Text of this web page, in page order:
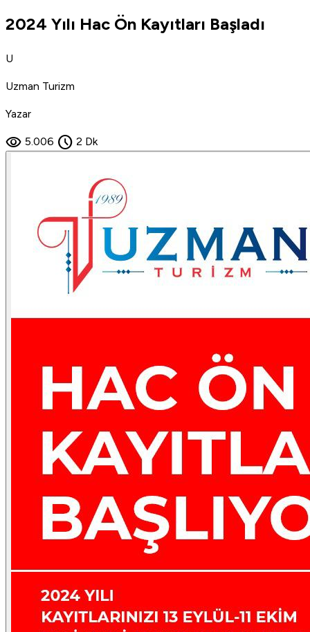
2024 Yılı Hac Ön Kayıtları Başladı
U
Uzman Turizm
Yazar
visibility 5.006 schedule 2 Dk